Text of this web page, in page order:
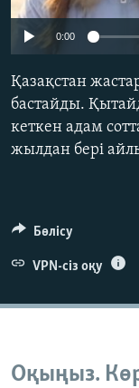
ЖАЗЫЛЫҢЫЗ
Басқа тілдерде
0:00
Қазақстан
бастайды.
кеткен адам
жылдан бері
Бөлісу
VPN-сіз оқу
Оқыңыз.